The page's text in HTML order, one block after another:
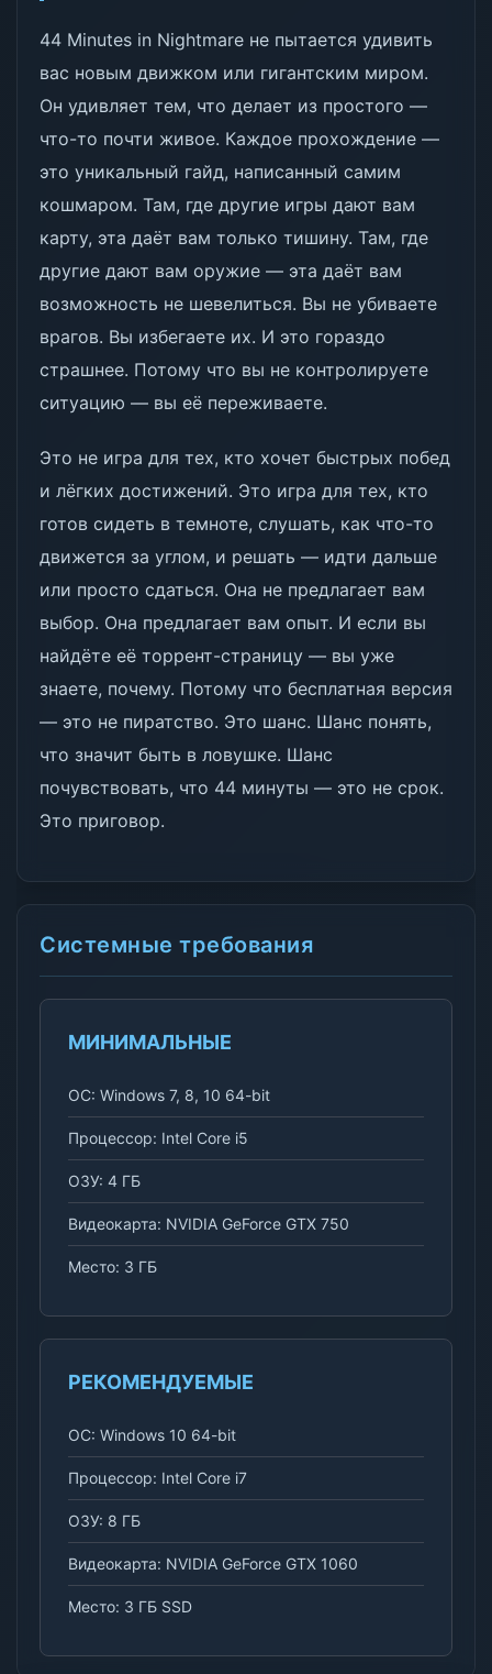
44 Minutes in Nightmare не пытается удивить
вас новым движком или гигантским миром.
Он удивляет тем, что делает из простого —
что-то почти живое. Каждое прохождение —
это уникальный гайд, написанный самим
кошмаром. Там, где другие игры дают вам
карту, эта даёт вам только тишину. Там, где
другие дают вам оружие — эта даёт вам
возможность не шевелиться. Вы не убиваете
врагов. Вы избегаете их. И это гораздо
страшнее. Потому что вы не контролируете
ситуацию — вы её переживаете.
Это не игра для тех, кто хочет быстрых побед
и лёгких достижений. Это игра для тех, кто
готов сидеть в темноте, слушать, как что-то
движется за углом, и решать — идти дальше
или просто сдаться. Она не предлагает вам
выбор. Она предлагает вам опыт. И если вы
найдёте её торрент-страницу — вы уже
знаете, почему. Потому что бесплатная версия
— это не пиратство. Это шанс. Шанс понять,
что значит быть в ловушке. Шанс
почувствовать, что 44 минуты — это не срок.
Это приговор.
Системные требования
МИНИМАЛЬНЫЕ
ОС: Windows 7, 8, 10 64-bit
Процессор: Intel Core i5
ОЗУ: 4 ГБ
Видеокарта: NVIDIA GeForce GTX 750
Место: 3 ГБ
РЕКОМЕНДУЕМЫЕ
ОС: Windows 10 64-bit
Процессор: Intel Core i7
ОЗУ: 8 ГБ
Видеокарта: NVIDIA GeForce GTX 1060
Место: 3 ГБ SSD